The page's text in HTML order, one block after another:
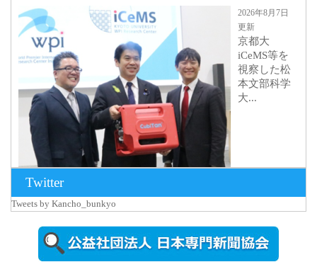
2026年8月7日
更新
京都大
iCeMS等を
視察した松
本文部科学
大...
2026年8月5日
更新
農工大で大
Twitter
Tweets by Kancho_bunkyo